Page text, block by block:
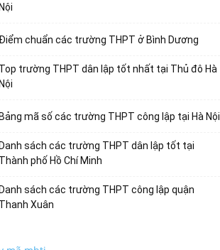
Nội
Điểm chuẩn các trường THPT ở Bình Dương
Top trường THPT dân lập tốt nhất tại Thủ đô Hà
Nội
Bảng mã số các trường THPT công lập tại Hà Nội
Danh sách các trường THPT dân lập tốt tại
Thành phố Hồ Chí Minh
Danh sách các trường THPT công lập quận
Thanh Xuân